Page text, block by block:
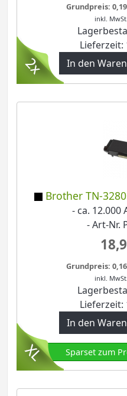
Grundpreis:
inkl. MwSt.
Lieferzeit:
Brother TN-
- ca. 12.000
- Art-Nr.
Grundpreis:
inkl. MwSt.
Lieferzeit:
Sparset zum